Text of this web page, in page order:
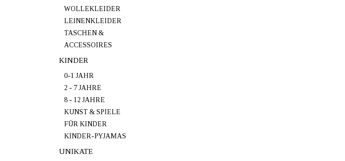
WOLLEKLEIDER
LEINENKLEIDER
TASCHEN &
ACCESSOIRES
KINDER
0-1 JAHR
2 - 7 JAHRE
8 - 12 JAHRE
KUNST & SPIELE
FÜR KINDER
KINDER-PYJAMAS
UNIKATE